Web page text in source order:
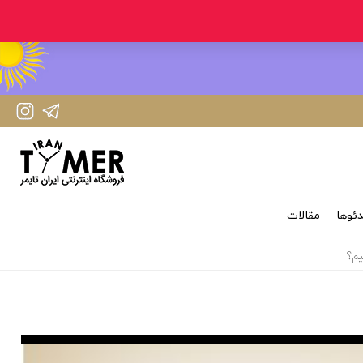
IranTimer Instagram Page
مقالات